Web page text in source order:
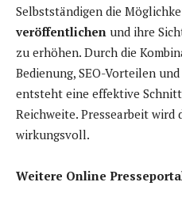
Selbstständigen die
veröffentlichen und ihre
zu erhöhen. Durch die
Bedienung, SEO-Vorteilen
entsteht eine effektive
Reichweite. Pressearbeit wird
wirkungsvoll.
Weitere Online